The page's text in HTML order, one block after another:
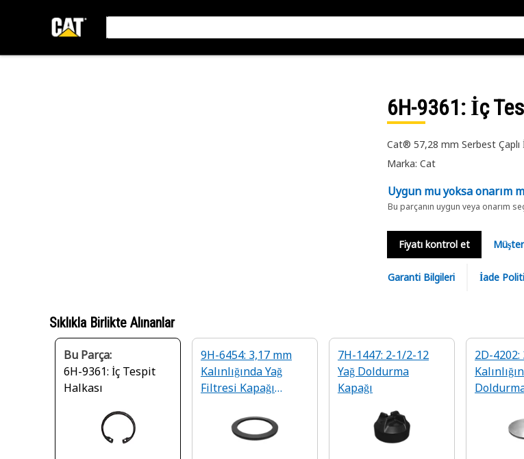
6H-9361: İç
Cat® 57,28 mm Serbest Çaplı
Marka: Cat
Uygun mu yoksa onarım
Bu parçanın uygun veya onarım
Fiyatı kontrol et
Garanti Bilgileri İade
Sıklıkla Birlikte Alınanlar
Bu Parça:
6H-9361: İç Tespit
Halkası
9H-6454: 3,17 mm
Kalınlığında Yağ
Filtresi Kapağı
7H-1447: 2-1/2-12
Yağ Doldurma
Kapağı
2D-4202: